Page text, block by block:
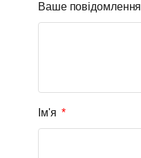
Ваше повідомлення
Ім'я